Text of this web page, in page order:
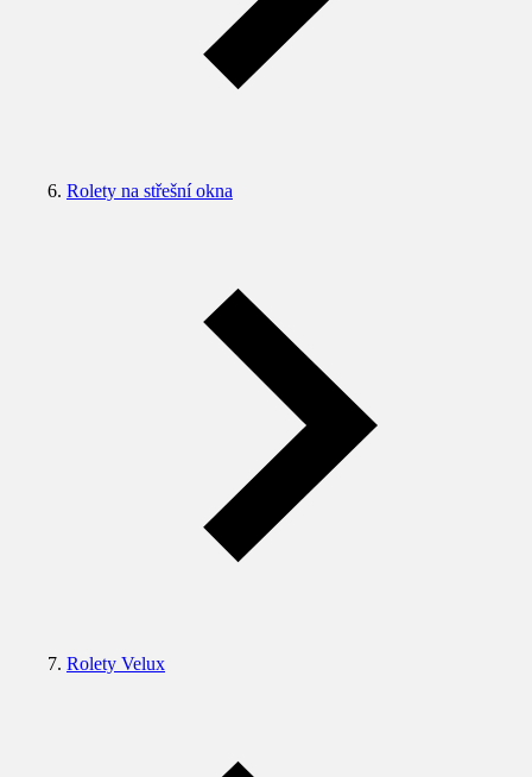
Rolety na střešní okna
Rolety Velux